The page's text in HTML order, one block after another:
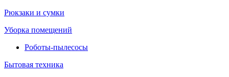
Рюкзаки и сумки
Уборка помещений
Роботы-пылесосы
Бытовая техника